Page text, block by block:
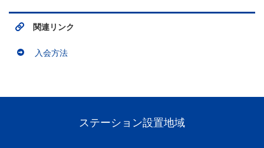
関連リンク
入会方法
ステーション設置地域